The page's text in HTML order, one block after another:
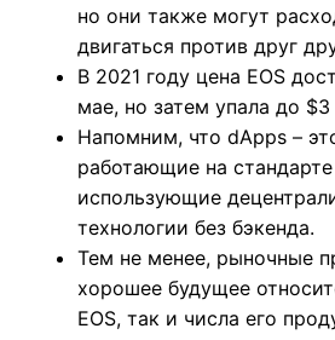
но они также могут
двигаться против друг
В 2021 году цена EOS
мае, но затем упала до
Напомним, что dApps –
работающие на
использующие
технологии без бэкенда.
Тем не менее, рыночные
хорошее будущее
EOS, так и числа его